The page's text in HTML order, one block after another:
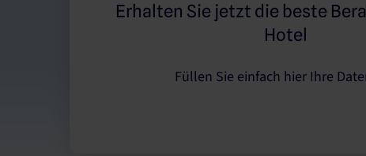
Erhalten Sie jetzt die beste
Hotel
Füllen Sie einfach hier Ihre